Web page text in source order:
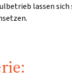
lassen sich